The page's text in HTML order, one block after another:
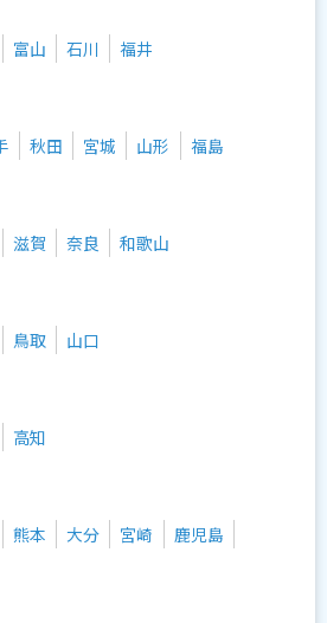
富山 石川 福井
秋田 宮城 山形 福島
滋賀 奈良 和歌山
鳥取 山口
高知
熊本 大分 宮崎
鹿児島